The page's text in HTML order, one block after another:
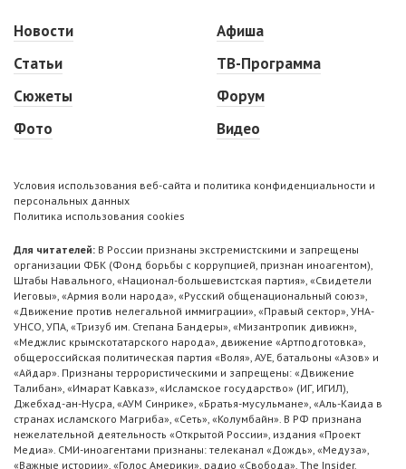
Новости
Статьи
Сюжеты
Фото
Афиша
ТВ-Программа
Форум
Видео
Условия использования веб-сайта и политика конфиденциальности и
персональных данных
Политика использования cookies
Для читателей: В России признаны экстремистскими и запрещены
организации ФБК (Фонд борьбы с коррупцией, признан иноагентом),
Штабы Навального, «Национал-большевистская партия», «Свидетели
Иеговы», «Армия воли народа», «Русский общенациональный союз»,
«Движение против нелегальной иммиграции», «Правый сектор», УНА-
УНСО, УПА, «Тризуб им. Степана Бандеры», «Мизантропик дивижн»,
«Меджлис крымскотатарского народа», движение «Артподготовка»,
общероссийская политическая партия «Воля», АУЕ, батальоны «Азов» и
«Айдар». Признаны террористическими и запрещены: «Движение
Талибан», «Имарат Кавказ», «Исламское государство» (ИГ, ИГИЛ),
Джебхад-ан-Нусра, «АУМ Синрике», «Братья-мусульмане», «Аль-Каида в
странах исламского Магриба», «Сеть», «Колумбайн». В РФ признана
нежелательной деятельность «Открытой России», издания «Проект
Медиа». СМИ-иноагентами признаны: телеканал «Дождь», «Медуза»,
«Важные истории», «Голос Америки», радио «Свобода», The Insider,